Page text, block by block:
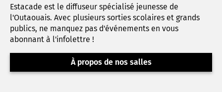
Estacade est le diffuseur spécialisé jeunesse de
l'Outaouais. Avec plusieurs sorties scolaires et grands
publics, ne manquez pas d'événements en vous
abonnant à l'infolettre !
À propos de nos salles